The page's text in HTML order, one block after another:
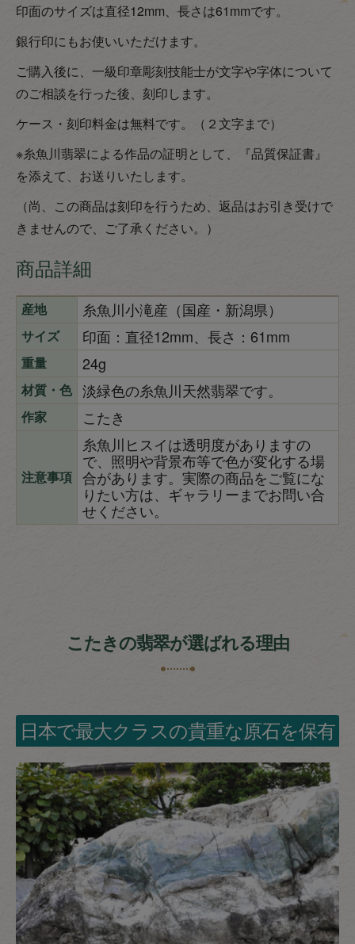
印面のサイズは直径12mm、長さは61mmです。
銀行印にもお使いいただけます。
ご購入後に、一級印章彫刻技能士が文字や字体について
のご相談を行った後、刻印します。
ケース・刻印料金は無料です。（２文字まで）
※糸魚川翡翠による作品の証明として、『品質保証書』
を添えて、お送りいたします。
（尚、この商品は刻印を行うため、返品はお引き受けで
きませんので、ご了承ください。）
商品詳細
産地 糸魚川小滝産（国産・新潟県）
サイズ 印面：直径12mm、長さ：61mm
重量 24g
材質・色 淡緑色の糸魚川天然翡翠です。
作家 こたき
注意事項
糸魚川ヒスイは透明度がありますの
で、照明や背景布等で色が変化する場
合があります。実際の商品をご覧にな
りたい方は、ギャラリーまでお問い合
せください。
こたきの翡翠が選ばれる理由
日本で最大クラスの貴重な原石を保有